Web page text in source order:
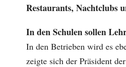
Restaurants, Nachtclubs
In den Schulen sollen
In den Betrieben wird es
zeigte sich der Präsident